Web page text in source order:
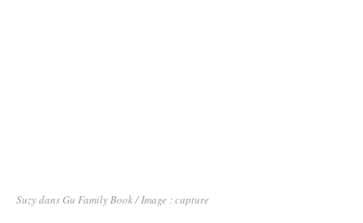
Suzy dans Gu Family Book / Image : capture